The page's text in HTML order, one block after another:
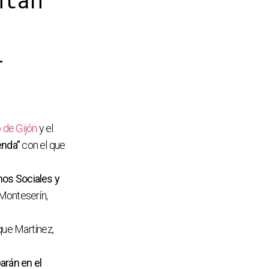
Gijóny el
con el que
Sociales y
Martínez,
en el